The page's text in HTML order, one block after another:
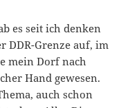
es seit ich denken
DDR-Grenze auf, im
mein Dorf nach
Hand gewesen.
auch schon